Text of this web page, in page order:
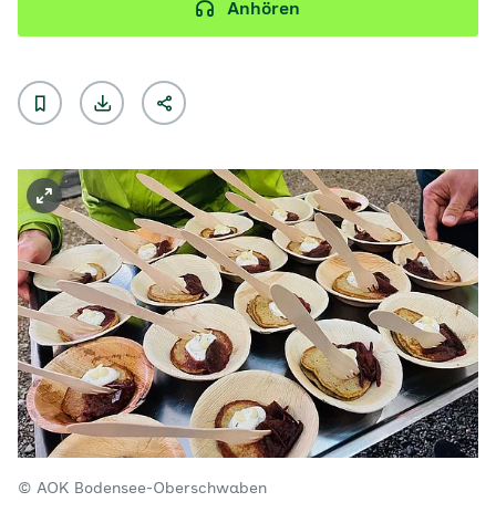
Anhören
© AOK Bodensee-Oberschwaben